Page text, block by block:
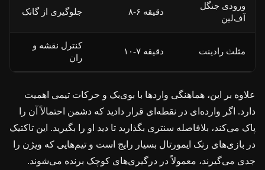
ورودی جنگل
آف‌لین
دقیقه ۶-۸ جلوگیری از گانک
مثلث رادینت دقیقه ۷-۱۰
کنترل نقشه و
ران
علاوه بر این، هماهنگی واردها با بوی‌بک و حرکات تیمی اهمیت
دارد. اگر وارده‌ای در نقطه‌ای قرار دادید که دشمن احتمالاً آن را
پاک می‌کند، بلافاصله سنتری بگذارید تا دید او را بگیرید. این تاکتیک
در بازی‌های رنک ایمورتال بسیار رایج است و تیم‌هایی که ویژن را
جدی می‌گیرند، معمولاً در درگیری‌های کوچک برنده می‌شوند.